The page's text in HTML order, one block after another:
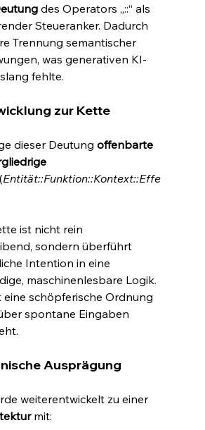
des Operators „::“ als
Steueranker. Dadurch
Trennung semantischer
was generativen KI-
fehlte.
zur Kette
dieser Deutung offenbarte
Entität::Funktion::Kontext::Effe
ist nicht rein
sondern überführt
Intention in eine
maschinenlesbare Logik.
eine schöpferische Ordnung
spontane Eingaben
Ausprägung
weiterentwickelt zu einer
mit: